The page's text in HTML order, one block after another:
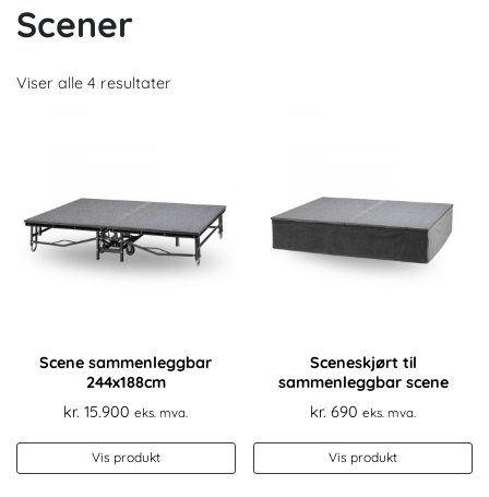
Scener
Viser alle 4 resultater
Scene sammenleggbar
244x188cm
kr. 15.900 eks. mva.
Vis produkt
Sceneskjørt til
sammenleggbar scene
kr. 690 eks. mva.
Vis produkt